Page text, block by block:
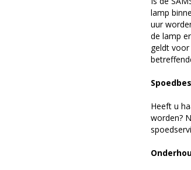
lamp
uur
de lamp
geldt
Heeft u
worden?